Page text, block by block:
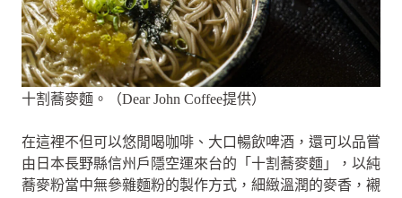
十割蕎麥麵。（Dear John Coffee提供）
在這裡不但可以悠閒喝咖啡、大口暢飲啤酒，還可以品嘗
由日本長野縣信州戶隱空運來台的「十割蕎麥麵」，以純
蕎麥粉當中無參雜麵粉的製作方式，細緻溫潤的麥香，襯